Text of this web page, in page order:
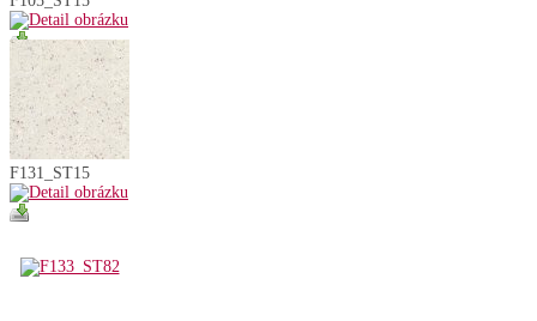
F131_ST15